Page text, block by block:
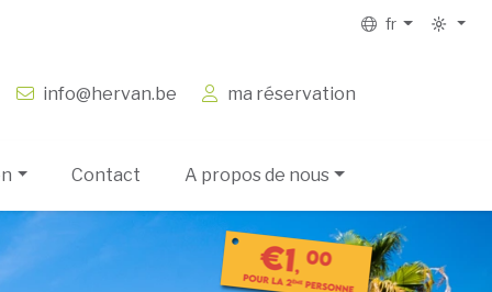
fr
info@hervan.be ma réservation
Contact A propos de nous